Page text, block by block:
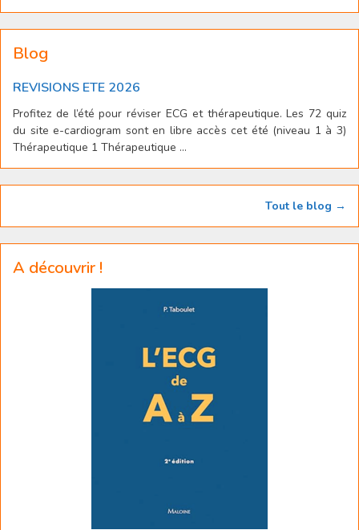
Blog
REVISIONS ETE 2026
Profitez de l’été pour réviser ECG et thérapeutique. Les 72 quiz
du site e-cardiogram sont en libre accès cet été (niveau 1 à 3)
Thérapeutique 1 Thérapeutique ...
Tout le blog →
A découvrir !